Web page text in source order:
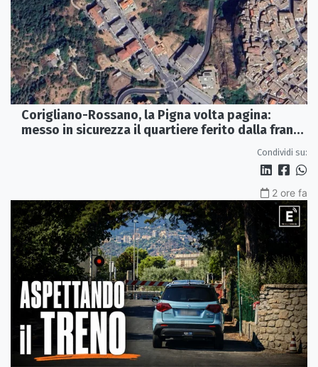
Corigliano-Rossano, la Pigna volta pagina:
messo in sicurezza il quartiere ferito dalla frana
Condividi su:
2 ore fa